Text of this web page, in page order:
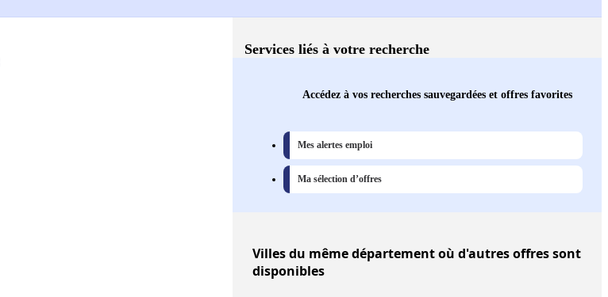
Services liés à votre recherche
Accédez à vos recherches sauvegardées et offres favorites
Mes alertes emploi
Ma sélection d’offres
Villesdu même département où d'autres offres sont
disponibles